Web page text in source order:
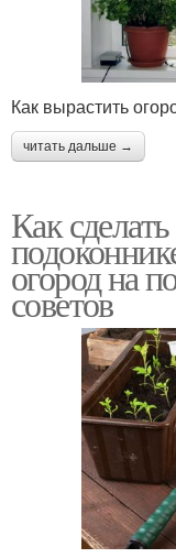
Как вырастить
читать дальше →
Как
огород на
советов